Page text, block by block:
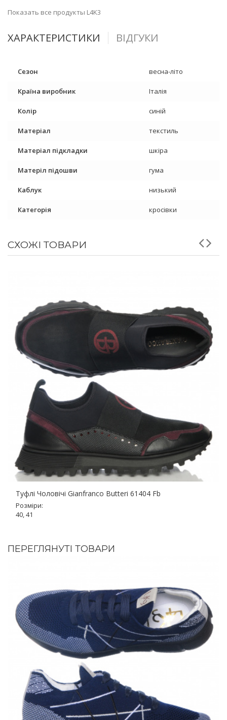
Показать все продукты L4K3
ХАРАКТЕРИСТИКИ ВІДГУКИ
Сезон весна-літо
Країна виробник Італія
Колір синій
Матеріал текстиль
Матеріал підкладки шкіра
Матеріл підошви гума
Каблук низький
Категорія кросівки
СХОЖІ ТОВАРИ
Туфлі Чоловічі Gianfranco Butteri 61404 Fb
Розміри:
40, 41
ПЕРЕГЛЯНУТІ ТОВАРИ